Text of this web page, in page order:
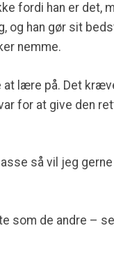
fordi han er det,
og han gør sit
nemme.
at lære på. Det
for at give den
så vil jeg
som de andre –